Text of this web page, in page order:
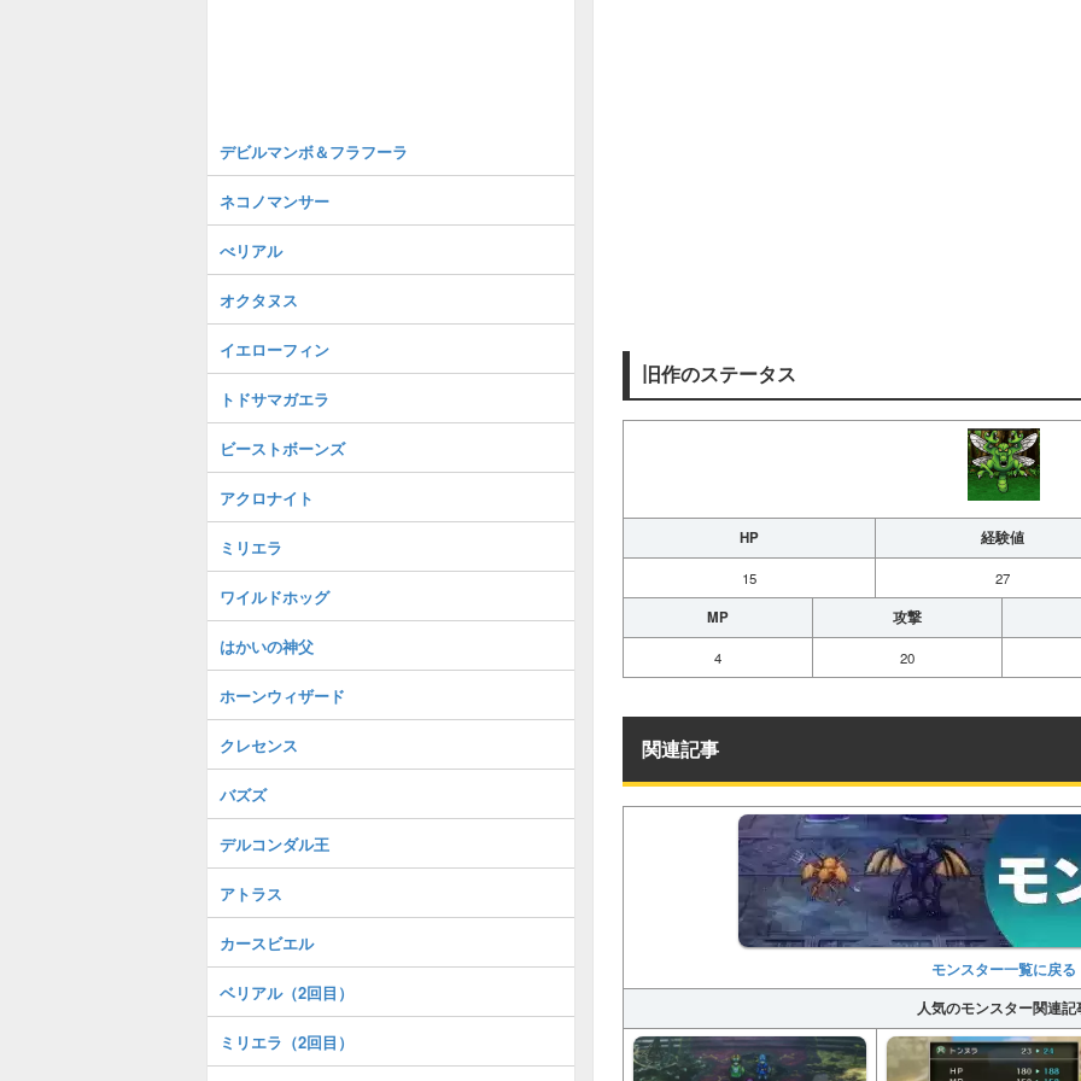
旧作のステータス
HP 経験値
15 27
MP 攻撃
4 20
関連記事
モンスター一覧に戻る
人気のモンスター関連記
デビルマンボ＆フラフーラ
ネコノマンサー
べリアル
オクタヌス
イエローフィン
トドサマガエラ
ビーストボーンズ
アクロナイト
ミリエラ
ワイルドホッグ
はかいの神父
ホーンウィザード
クレセンス
バズズ
デルコンダル王
アトラス
カースビエル
ベリアル（2回目）
ミリエラ（2回目）